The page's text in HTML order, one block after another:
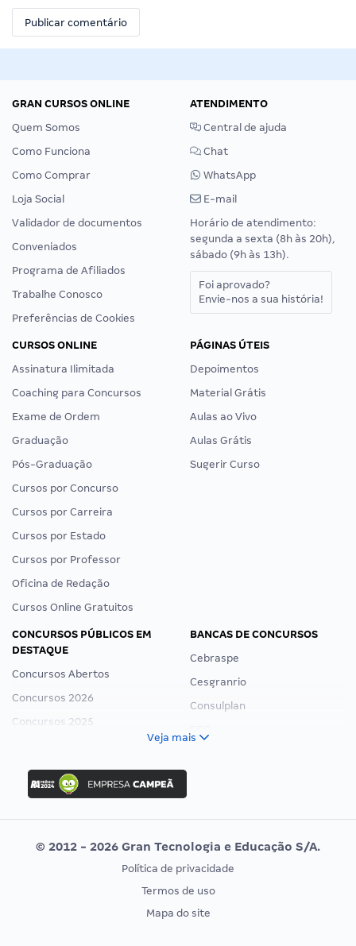
GRAN CURSOS ONLINE
Quem Somos
Como Funciona
Como Comprar
Loja Social
Validador de documentos
Conveniados
Programa de Afiliados
Trabalhe Conosco
Preferências de Cookies
ATENDIMENTO
Central de ajuda
Chat
WhatsApp
E-mail
Horário de atendimento:
segunda a sexta (8h às 20h),
sábado (9h às 13h).
Foi aprovado?
Envie-nos a sua história!
CURSOS ONLINE
Assinatura Ilimitada
Coaching para Concursos
Exame de Ordem
Graduação
Pós-Graduação
Cursos por Concurso
Cursos por Carreira
Cursos por Estado
Cursos por Professor
Oficina de Redação
Cursos Online Gratuitos
PÁGINAS ÚTEIS
Depoimentos
Material Grátis
Aulas ao Vivo
Aulas Grátis
Sugerir Curso
CONCURSOS PÚBLICOS EM
DESTAQUE
Concursos Abertos
Concursos 2026
Concursos 2025
Concurso Ibama
Concurso MPU
Editais publicados
BANCAS DE CONCURSOS
Cebraspe
Cesgranrio
Consulplan
Vunesp
CONCURSOS POR PROFISSÃO
EXAME DE ORDEM
Veja mais
© 2012 - 2026 Gran Tecnologia e Educação S/A.
Política de privacidade
Termos de uso
Mapa do site